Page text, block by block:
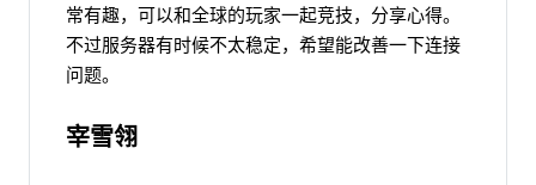
常有趣，可以和全球的玩家一起竞技，分享心得。
不过服务器有时候不太稳定，希望能改善一下连接
问题。
宰雪翎